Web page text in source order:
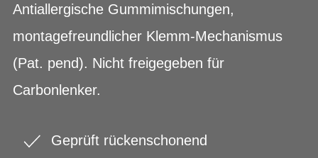
Antiallergische Gummimischungen,
montagefreundlicher Klemm-Mechanismus
(Pat. pend). Nicht freigegeben für
Carbonlenker.
Geprüft rückenschonend